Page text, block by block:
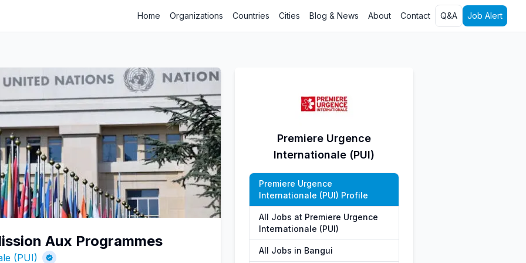
Home Organizations Countries Cities Blog & News About Contact Q&A Job Alert
Aux Programmes
(PUI)
Premiere Urgence
Internationale (PUI)
Premiere Urgence
Internationale (PUI) Profile
All Jobs at Premiere Urgence
Internationale (PUI)
All Jobs in Bangui